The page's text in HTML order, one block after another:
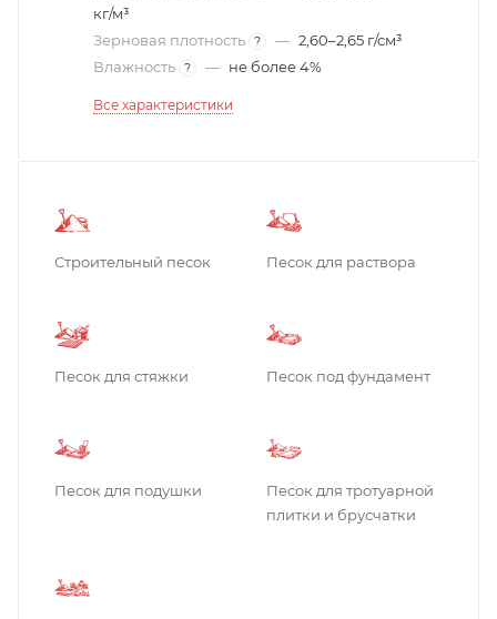
кг/м³
Зерновая плотность ? — 2,60–2,65 г/см³
Влажность ? — не более 4%
Все характеристики
Строительный песок Песок для раствора
Песок для стяжки Песок под фундамент
Песок для подушки
Песок для тротуарной
плитки и брусчатки